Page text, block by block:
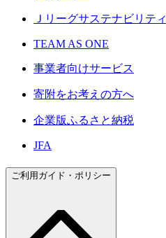
Ｊリーグサステナビリティ
TEAM AS ONE
事業者向けサービス
寄附をお考えの方へ
企業版ふるさと納税
JFA
ご利用ガイド・ポリシー